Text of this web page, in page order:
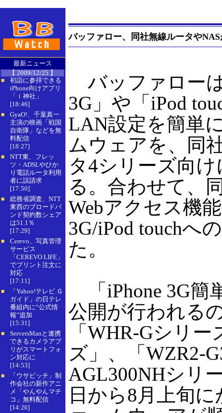
最新ニュース
【 2009/12/25 】
■
初詣に参拝できる
iPhone向けアプリ
「ｉ神社」
[18:46]
■
GyaO!、千葉真一
主演の映画「戦国
自衛隊」などを無
料配信
[18:27]
■
NTT東、フレッ
ツ・ADSLやひか
り電話ルータ利用
者に誤請求
[17:50]
■
総務省調査、NTT
東西のブロードバ
ンド契約数シェア
は51.1％
[17:29]
■
Cerevo、写真管理
サービス
「CEREVO LIFE」
でプリント注文に
対応
[17:11]
■
「Yahoo!テレビ.Ｇ
ガイド」の日テレ
番組内に“公式情
報”追加
[15:31]
■
ServersManと連携
できるカメラアプ
リがスマートフォ
ン対応に
[14:53]
■
「ウサビッチ」制
作会社の新作アニ
メ「やんやんマチ
コ」無料配信
[14:26]
バッファロー、同社無線ルータや
バッファロー
3G」や「iPod
LAN設定を簡単
ムウェアを、同
タ4シリーズ向
る。合わせて、
Webアクセス機
3G/iPod touchへ
た。
「iPhone 3G簡
公開が行われる
「WHR-Gシリ
ズ」、「WZR2-
AGL300NHシリ
日から8月上旬